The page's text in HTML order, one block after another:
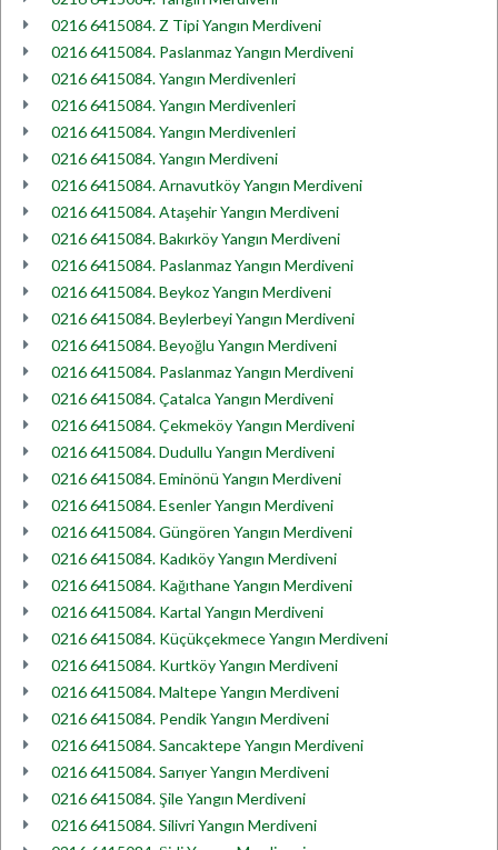
0216 6415084. Z Tipi Yangın Merdiveni
0216 6415084. Paslanmaz Yangın Merdiveni
0216 6415084. Yangın Merdivenleri
0216 6415084. Yangın Merdivenleri
0216 6415084. Yangın Merdivenleri
0216 6415084. Yangın Merdiveni
0216 6415084. Arnavutköy Yangın Merdiveni
0216 6415084. Ataşehir Yangın Merdiveni
0216 6415084. Bakırköy Yangın Merdiveni
0216 6415084. Paslanmaz Yangın Merdiveni
0216 6415084. Beykoz Yangın Merdiveni
0216 6415084. Beylerbeyi Yangın Merdiveni
0216 6415084. Beyoğlu Yangın Merdiveni
0216 6415084. Paslanmaz Yangın Merdiveni
0216 6415084. Çatalca Yangın Merdiveni
0216 6415084. Çekmeköy Yangın Merdiveni
0216 6415084. Dudullu Yangın Merdiveni
0216 6415084. Eminönü Yangın Merdiveni
0216 6415084. Esenler Yangın Merdiveni
0216 6415084. Güngören Yangın Merdiveni
0216 6415084. Kadıköy Yangın Merdiveni
0216 6415084. Kağıthane Yangın Merdiveni
0216 6415084. Kartal Yangın Merdiveni
0216 6415084. Küçükçekmece Yangın Merdiveni
0216 6415084. Kurtköy Yangın Merdiveni
0216 6415084. Maltepe Yangın Merdiveni
0216 6415084. Pendik Yangın Merdiveni
0216 6415084. Sancaktepe Yangın Merdiveni
0216 6415084. Sarıyer Yangın Merdiveni
0216 6415084. Şile Yangın Merdiveni
0216 6415084. Silivri Yangın Merdiveni